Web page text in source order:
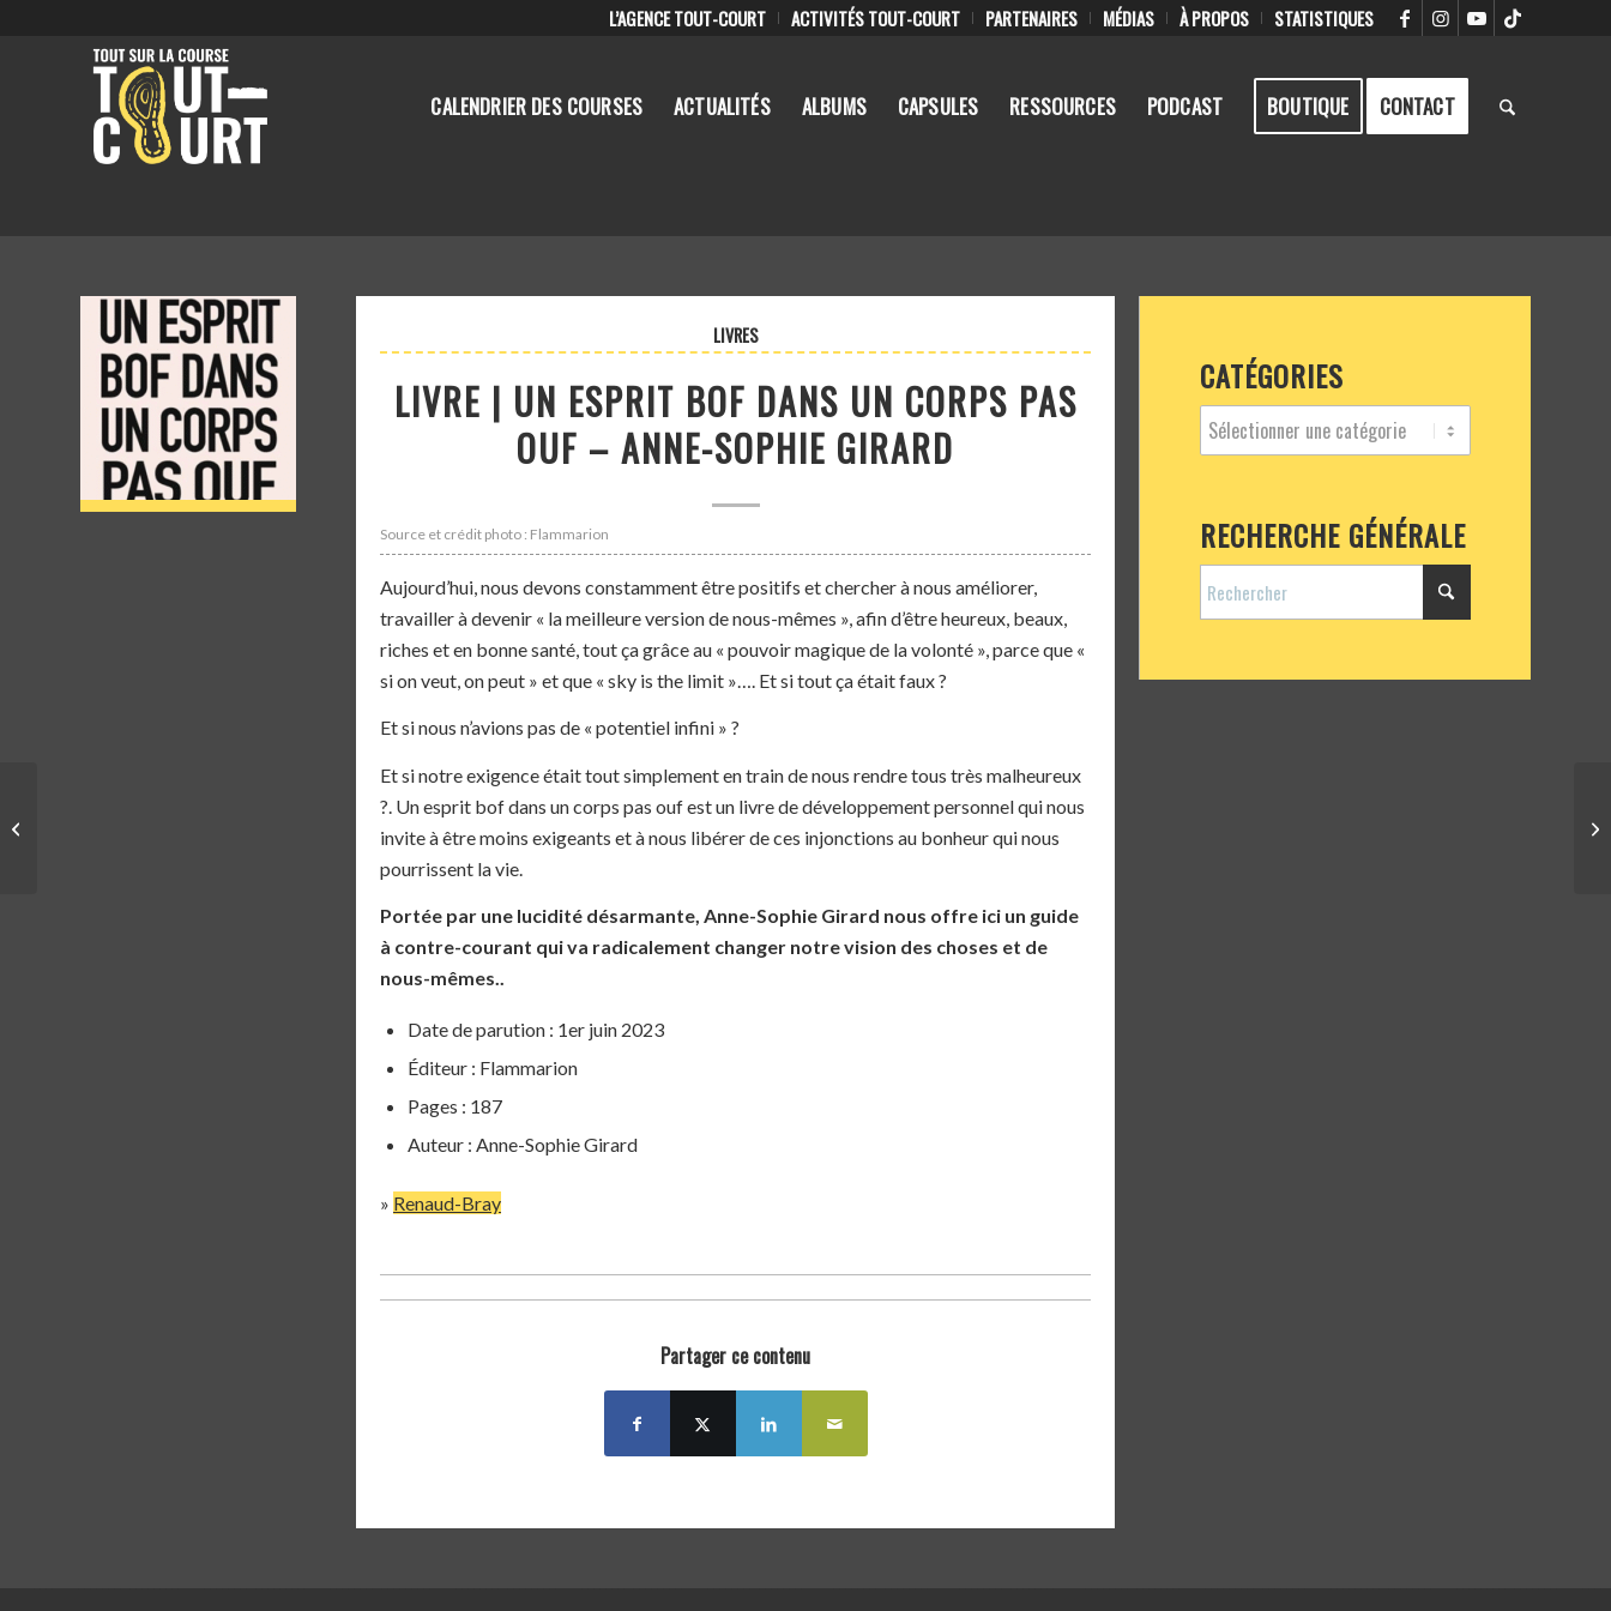
L’AGENCE TOUT-COURT ACTIVITÉS TOUT-COURT PARTENAIRES MÉDIAS À PROPOS STATISTIQUES
CALENDRIER DES COURSES ACTUALITÉS ALBUMS CAPSULES RESSOURCES PODCAST BOUTIQUE CONTACT
LIVRES
LIVRE | UN ESPRIT BOF DANS UN CORPS PAS
OUF – ANNE-SOPHIE GIRARD
Source et crédit photo : Flammarion
Aujourd’hui, nous devons constamment être positifs et chercher à nous améliorer,
travailler à devenir « la meilleure version de nous-mêmes », afin d’être heureux, beaux,
riches et en bonne santé, tout ça grâce au « pouvoir magique de la volonté », parce que «
si on veut, on peut » et que « sky is the limit »…. Et si tout ça était faux ?
Et si nous n’avions pas de « potentiel infini » ?
Et si notre exigence était tout simplement en train de nous rendre tous très malheureux
?. Un esprit bof dans un corps pas ouf est un livre de développement personnel qui nous
invite à être moins exigeants et à nous libérer de ces injonctions au bonheur qui nous
pourrissent la vie.
Portée par une lucidité désarmante, Anne-Sophie Girard nous offre ici un guide
à contre-courant qui va radicalement changer notre vision des choses et de
nous-mêmes..
Date de parution : 1er juin 2023
Éditeur : Flammarion
Pages : 187
Auteur : Anne-Sophie Girard
» Renaud-Bray
Partager ce contenu
CATÉGORIES
RECHERCHE GÉNÉRALE